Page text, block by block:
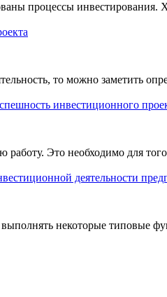
процессы
то можно заметить
инвестиционного
Это необходимо для
деятельности
некоторые типовые